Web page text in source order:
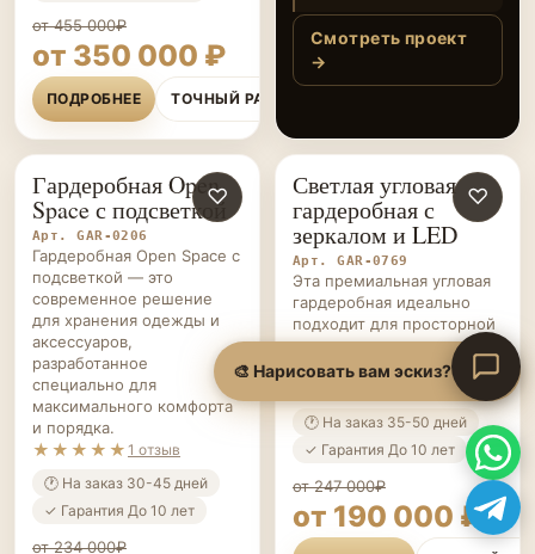
от 455 000₽
от 350 000 ₽
ПОДРОБНЕЕ ТОЧНЫЙ РАСЧЁТ
место, и даже по
утрам не теряюсь,
что надеть. Спасибо
установку и отличное
исполнение!
— Анна К.
Смотреть проект
→
ГАРДЕРОБНЫЕ НА ЗАКАЗ
♡
Гардеробная Open
Space с подсветкой
Арт. GAR-0206
Гардеробная Open Space с
подсветкой — это
современное решение
для хранения одежды и
аксессуаров,
разработанное
специально для
максимального комфорта
и порядка.
🕐 На заказ 30-45 дней
ГАРДЕРОБНЫЕ НА ЗАКАЗ
♡
Светлая угловая
гардеробная с
зеркалом и LED
Арт. GAR-0769
Эта премиальная угловая
гардеробная идеально
подходит для просторной
спальни или отдельной
гардеробной комнаты.
★★★★★
🕐 На заказ 35-50 дней
от 247 000₽
от 190 000 ₽
🎨 Нарисовать вам эскиз?